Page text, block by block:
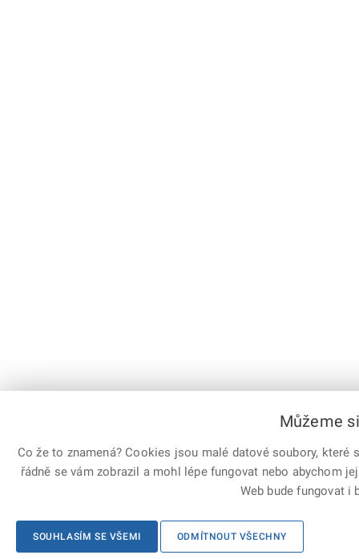
Můžeme
Co že to znamená? Cookies jsou malé datové soubory,
řádně se vám zobrazil a mohl lépe fungovat nebo abychom
Web bude fungovat i
SOUHLASÍM SE VŠEMI ODMÍTNOUT VŠECHNY